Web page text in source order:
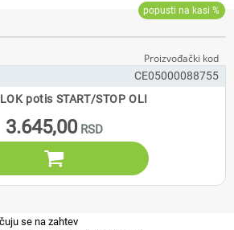
CE05000088755
potis START/STOP OLI
3.645,00
